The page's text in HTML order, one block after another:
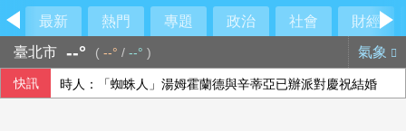
最新 熱門 專題 政治 社會
財經
臺北市 --° ( --° / --° ) 氣象
快訊 時人：「蜘蛛人」湯姆霍蘭德與辛蒂亞已辦派對慶祝結婚